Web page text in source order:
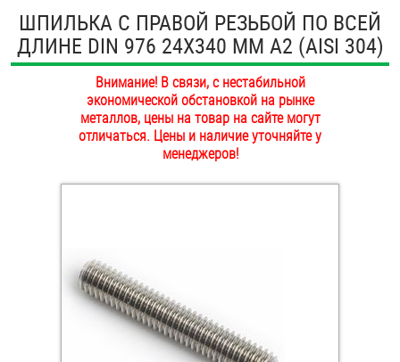
ОПТ
ПОКУПАТЕЛЯМ
ОПЛАТА И ДОСТАВКА
НАШИ МАГАЗИНЫ
Антивандальный крепёж, инструмент
Болты и винты
Втулки
Заклепки (Гайки-Заклепки)
ШПИЛЬКА С ПРАВОЙ РЕЗЬБОЙ ПО ВСЕЙ
ДЛИНЕ DIN 976 24Х340 ММ А2 (AISI 304)
Внимание! В связи, с нестабильной
экономической обстановкой на рынке
металлов, цены на товар на сайте могут
отличаться. Цены и наличие уточняйте у
менеджеров!